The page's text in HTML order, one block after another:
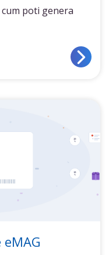
poti genera